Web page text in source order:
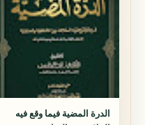
الدرة المضية فيما وقع فيه